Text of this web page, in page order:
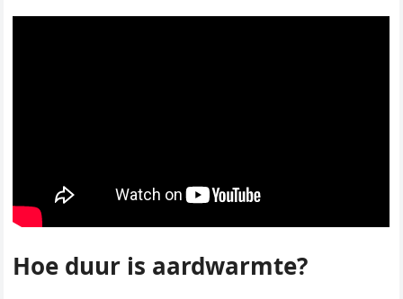
Hoe duur is aardwarmte?